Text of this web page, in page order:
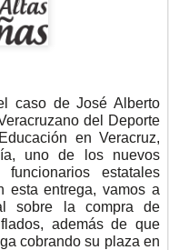
caso de José Alberto
del Deporte
en Veracruz,
uno de los nuevos
estatales
esta entrega, vamos a
sobre la compra de
además de que
cobrando su plaza en